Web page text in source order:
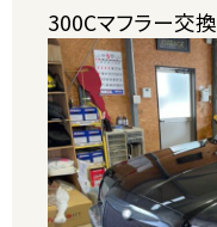
300Cマフラー交換